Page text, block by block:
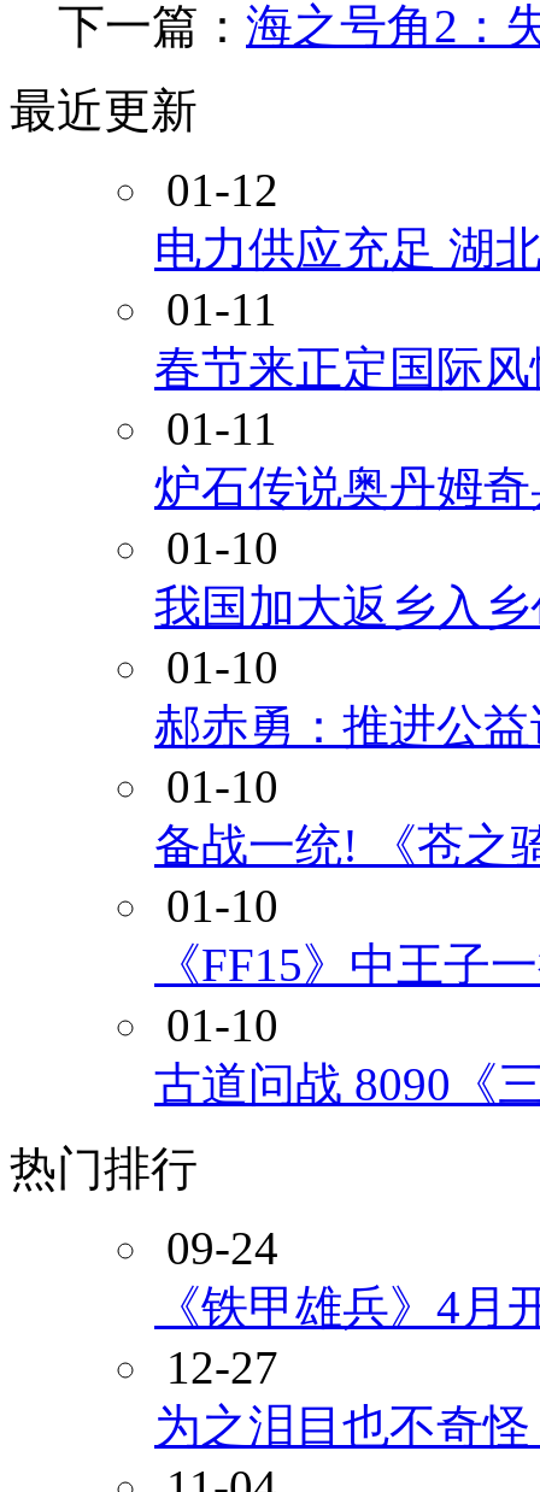
下一篇： 海之号角2：
最近更新
01-12
电力供应充足 湖
01-11
春节来正定国际
01-11
炉石传说奥丹姆
01-10
我国加大返乡入
01-10
郝赤勇：推进公
01-10
备战一统! 《苍之
01-10
《FF15》中王子
01-10
古道问战 8090《
热门排行
09-24
《铁甲雄兵》4月
12-27
为之泪目也不奇